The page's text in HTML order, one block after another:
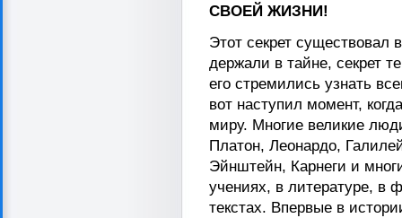
СВОЕЙ ЖИЗНИ!
Этот секрет существовал
держали в тайне, секрет
его стремились узнать
вот наступил момент,
миру. Многие великие
Платон, Леонардо,
Эйнштейн, Карнеги и
учениях, в литературе, в
текстах. Впервые в